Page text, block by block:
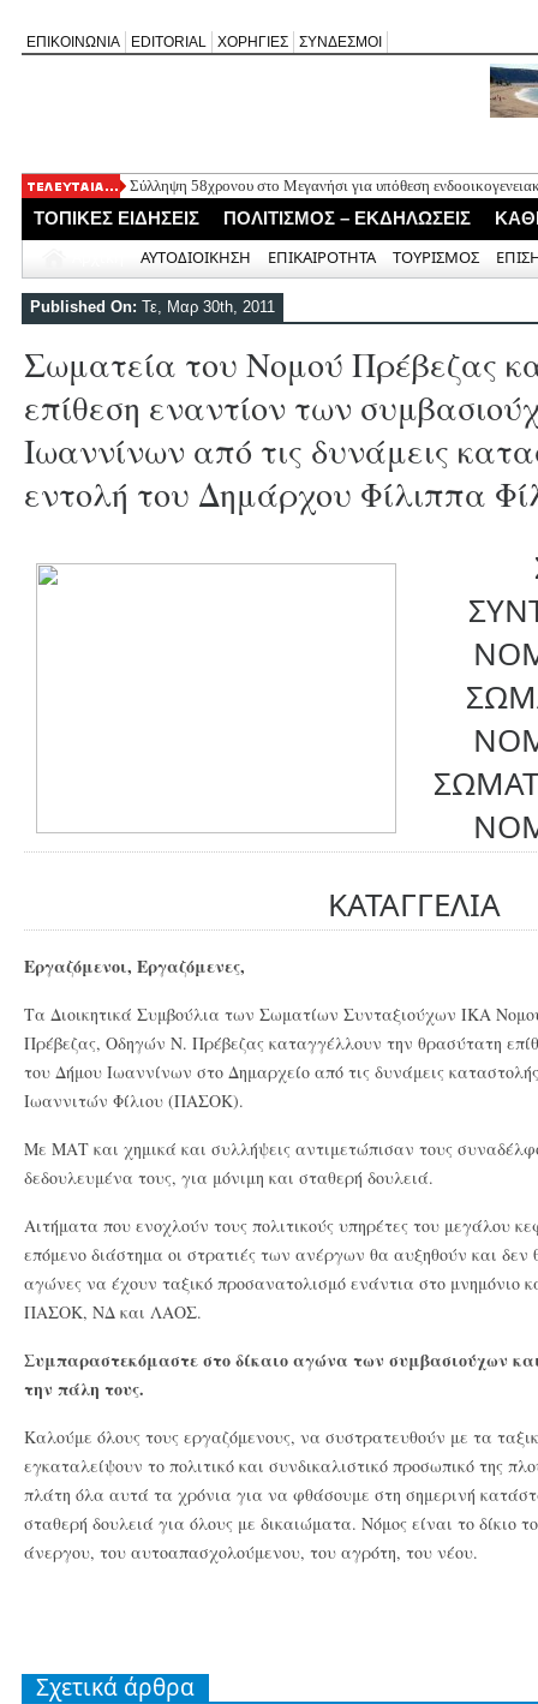
ΕΠΙΚΟΙΝΩΝΙΑ EDITORIAL ΧΟΡΗΓΙΕΣ ΣΥΝΔΕΣΜΟΙ
Σύλληψη 58χρονου στο Μεγανήσι για υπόθεση
Δύο συλλήψεις για κατοχή κάνναβης στη Λευκάδα στο πλαίσιο
Mέχρι τον Άγιο Νικόλαο Βόνιτσας έφτανε σήμερα το
Αφιέρωμα στον Ηλία Λογοθέτη απόψε στο Κηποθέατρο
Γράμμο
ΤΟΠΙΚΕΣ ΕΙΔΗΣΕΙΣ ΠΟΛΙΤΙΣΜΟΣ – ΕΚΔΗΛΩΣΕΙΣ
ΑΥΤΟΔΙΟΙΚΗΣΗ ΕΠΙΚΑΙΡΟΤΗΤΑ ΤΟΥΡΙΣΜΟΣ
Published On: Τε, Μαρ 30th, 2011
Σωματεία του Νομού Πρέβεζας
επίθεση εναντίον των
Ιωαννίνων από τις δυνάμεις
εντολή του Δημάρχου Φίλιππα
ΚΑΤΑΓΓΕΛΙΑ
Εργαζόμενοι, Εργαζόμενες,
Τα Διοικητικά Συμβούλια των Σωματίων Συνταξιούχων ΙΚΑ
Πρέβεζας, Οδηγών Ν. Πρέβεζας καταγγέλλουν την θρασύτατη
του Δήμου Ιωαννίνων στο Δημαρχείο από τις δυνάμεις
Ιωαννιτών Φίλιου (ΠΑΣΟΚ).
Με ΜΑΤ και χημικά και συλλήψεις αντιμετώπισαν τους
δεδουλευμένα τους, για μόνιμη και σταθερή δουλειά.
Αιτήματα που ενοχλούν τους πολιτικούς υπηρέτες του μεγάλου
επόμενο διάστημα οι στρατιές των ανέργων θα αυξηθούν και δεν
αγώνες να έχουν ταξικό προσανατολισμό ενάντια στο μνημόνιο
ΠΑΣΟΚ, ΝΔ και ΛΑΟΣ.
Συμπαραστεκόμαστε στο δίκαιο αγώνα των συμβασιούχων
την πάλη τους.
Καλούμε όλους τους εργαζόμενους, να συστρατευθούν με τα
εγκαταλείψουν το πολιτικό και συνδικαλιστικό προσωπικό της
πλάτη όλα αυτά τα χρόνια για να φθάσουμε στη σημερινή
σταθερή δουλειά για όλους με δικαιώματα. Νόμος είναι το δίκιο
άνεργου, του αυτοαπασχολούμενου, του αγρότη, του νέου.
Σχετικά άρθρα